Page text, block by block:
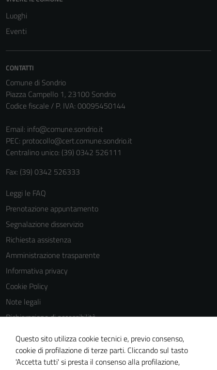
Luoghi
Eventi
CONTATTI
Comune di Sondrio
Piazza Campello 1, 23100 Sondrio
Codice fiscale / P. IVA: 00095450144
Email: info@comune.sondrio.it
PEC: protocollo@cert.comune.sondrio.it
Centralino unico: (39) 0342 526111
Fax: (39) 0342 526333
Leggi le FAQ
Prenotazione appuntamento
Segnalazione disservizio
Richiesta assistenza
Amministrazione trasparente
Informativa privacy
Cookie Policy
Note legali
Dichiarazione di accessibilità
Dichiarazione di accessibilità Servizi
Whistleblowing
Piano di miglioramento del sito
Questo sito utilizza cookie tecnici e, previo consenso,
cookie di profilazione di terze parti. Cliccando sul tasto
'Accetta tutti' si presta il consenso alla profilazione,
funzionamento
Questi cookie
informazioni
personali.